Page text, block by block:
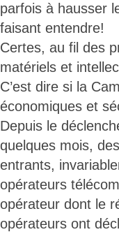
parfois à hausser
faisant entendre!
Certes, au fil des
matériels et
C’est dire si la
économiques et
Depuis le
quelques mois,
entrants,
opérateurs
opérateur dont le
opérateurs ont